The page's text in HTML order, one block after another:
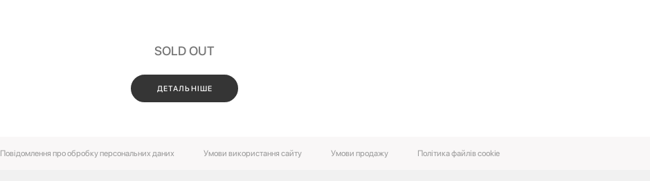
SOLD OUT
ДЕТАЛЬНІШЕ
Повідомлення про обробку персональних даних Умови використання сайту Умови‌ ‌продажу‌ Політика файлів cookie